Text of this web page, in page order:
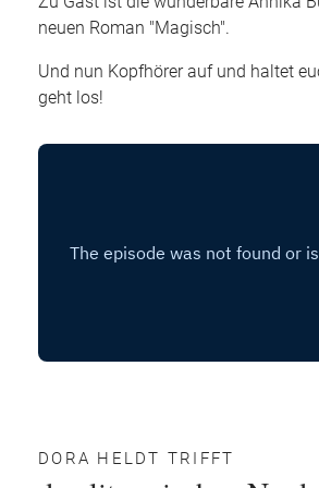
neuen Roman "Magisch".
Und nun Kopfhörer auf und haltet
geht los!
DORA HELDT TRIFFT